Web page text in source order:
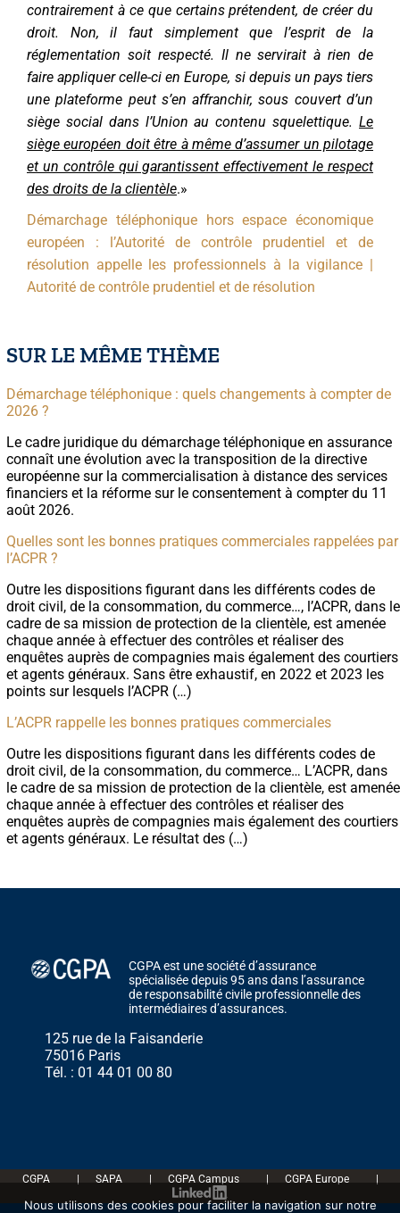
contrairement à ce que certains prétendent, de créer du
droit. Non, il faut simplement que l’esprit de la
réglementation soit respecté. Il ne servirait à rien de
faire appliquer celle-ci en Europe, si depuis un pays tiers
une plateforme peut s’en affranchir, sous couvert d’un
siège social dans l’Union au contenu squelettique. Le
siège européen doit être à même d’assumer un pilotage
et un contrôle qui garantissent effectivement le respect
des droits de la clientèle.»
Démarchage téléphonique hors espace économique
européen : l’Autorité de contrôle prudentiel et de
résolution appelle les professionnels à la vigilance |
Autorité de contrôle prudentiel et de résolution
SUR LE MÊME THÈME
Démarchage téléphonique : quels changements à compter de
2026 ?
Le cadre juridique du démarchage téléphonique en assurance
connaît une évolution avec la transposition de la directive
européenne sur la commercialisation à distance des services
financiers et la réforme sur le consentement à compter du 11
août 2026.
Quelles sont les bonnes pratiques commerciales rappelées par
l’ACPR ?
Outre les dispositions figurant dans les différents codes de
droit civil, de la consommation, du commerce…, l’ACPR, dans le
cadre de sa mission de protection de la clientèle, est amenée
chaque année à effectuer des contrôles et réaliser des
enquêtes auprès de compagnies mais également des courtiers
et agents généraux. Sans être exhaustif, en 2022 et 2023 les
points sur lesquels l’ACPR (…)
L’ACPR rappelle les bonnes pratiques commerciales
Outre les dispositions figurant dans les différents codes de
droit civil, de la consommation, du commerce… L’ACPR, dans
le cadre de sa mission de protection de la clientèle, est amenée
chaque année à effectuer des contrôles et réaliser des
enquêtes auprès de compagnies mais également des courtiers
et agents généraux. Le résultat des (…)
CGPA est une société d’assurance
spécialisée depuis 95 ans dans l’assurance
de responsabilité civile professionnelle des
intermédiaires d’assurances.
125 rue de la Faisanderie
75016 Paris
Tél. : 01 44 01 00 80
CGPA SAPA CGPA Campus CGPA Europe
Nous utilisons des cookies pour faciliter la navigation sur notre